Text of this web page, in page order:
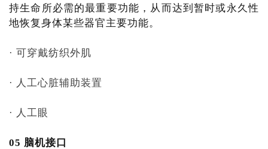
持生命所必需的最重要功能，从而达到暂时或永久性
地恢复身体某些器官主要功能。
· 可穿戴纺织外肌
· 人工心脏辅助装置
· 人工眼
05 脑机接口